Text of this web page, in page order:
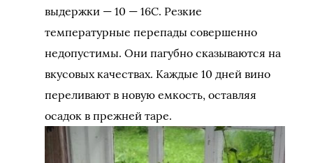
выдержки — 10 — 16С. Резкие
температурные перепады совершенно
недопустимы. Они пагубно сказываются на
вкусовых качествах. Каждые 10 дней вино
переливают в новую емкость, оставляя
осадок в прежней таре.